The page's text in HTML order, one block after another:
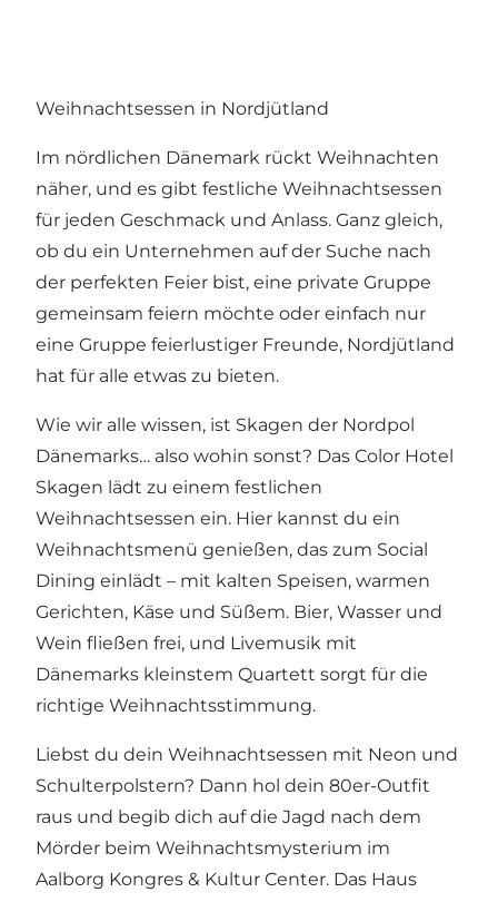
Weihnachtsessen in Nordjütland
Im nördlichen Dänemark rückt Weihnachten
näher, und es gibt festliche Weihnachtsessen
für jeden Geschmack und Anlass. Ganz gleich,
ob du ein Unternehmen auf der Suche nach
der perfekten Feier bist, eine private Gruppe
gemeinsam feiern möchte oder einfach nur
eine Gruppe feierlustiger Freunde, Nordjütland
hat für alle etwas zu bieten.
Wie wir alle wissen, ist Skagen der Nordpol
Dänemarks… also wohin sonst? Das Color Hotel
Skagen lädt zu einem festlichen
Weihnachtsessen ein. Hier kannst du ein
Weihnachtsmenü genießen, das zum Social
Dining einlädt – mit kalten Speisen, warmen
Gerichten, Käse und Süßem. Bier, Wasser und
Wein fließen frei, und Livemusik mit
Dänemarks kleinstem Quartett sorgt für die
richtige Weihnachtsstimmung.
Liebst du dein Weihnachtsessen mit Neon und
Schulterpolstern? Dann hol dein 80er-Outfit
raus und begib dich auf die Jagd nach dem
Mörder beim Weihnachtsmysterium im
Aalborg Kongres & Kultur Center. Das Haus